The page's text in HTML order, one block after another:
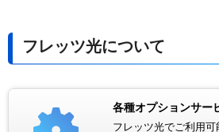
フレッツ光について
各種オプションサー
フレッツ光でご利用